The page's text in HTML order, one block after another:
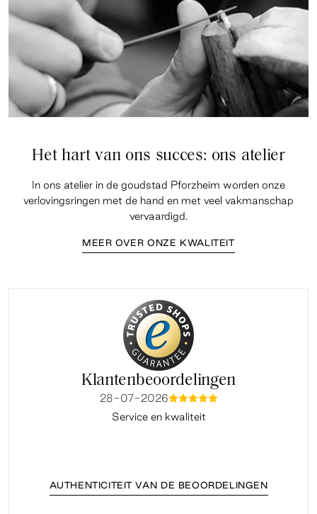
Het hart van ons succes: ons atelier
In ons atelier in de goudstad Pforzheim worden onze
verlovingsringen met de hand en met veel vakmanschap
vervaardigd.
MEER OVER ONZE KWALITEIT
Klantenbeoordelingen
28-07-2026mmmmm
Service en kwaliteit
AUTHENTICITEIT VAN DE BEOORDELINGEN